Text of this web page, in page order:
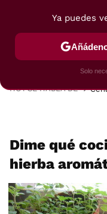
POSTRES VIAJES
HOY SE HABLA DE
Dime qué
hierba
Ya puedes
Solo